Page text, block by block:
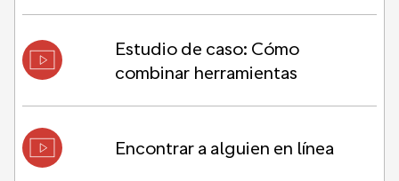
Estudio de caso: Cómo
combinar herramientas
Encontrar a alguien en línea